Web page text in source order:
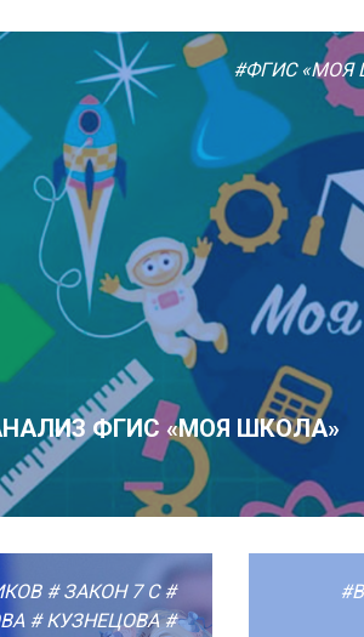
#ФГИС «МОЯ
ФГИС «МОЯ ШКОЛА»
# ЗАКОН 7 С #
# КУЗНЕЦОВА #